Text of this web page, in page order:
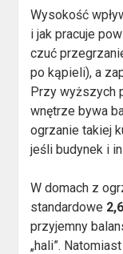
Wysokość
i jak pracuje
czuć
po kąpieli), a
Przy wyższych
wnętrze bywa
ogrzanie takiej
jeśli budynek i
W domach z
standardowe
przyjemny
„hali”. Natomiast